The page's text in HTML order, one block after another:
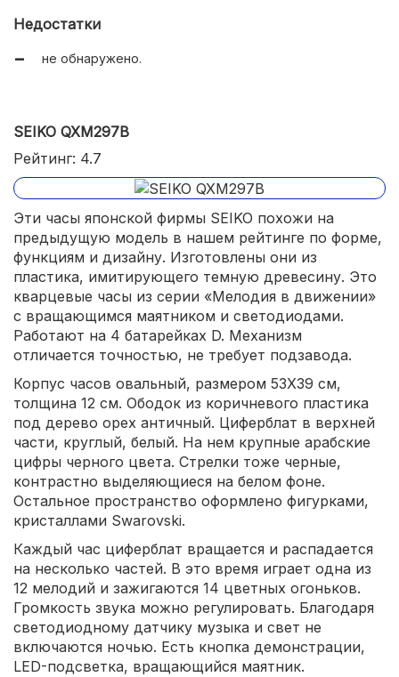
крупные цифры;
автоматическое отключение звука в ночное время;
Недостатки
не обнаружено.
SEIKO QXM297B
Рейтинг: 4.7
Эти часы японской фирмы SEIKO похожи на
предыдущую модель в нашем рейтинге по форме,
функциям и дизайну. Изготовлены они из
пластика, имитирующего темную древесину. Это
кварцевые часы из серии «Мелодия в движении»
с вращающимся маятником и светодиодами.
Работают на 4 батарейках D. Механизм
отличается точностью, не требует подзавода.
Корпус часов овальный, размером 53X39 см,
толщина 12 см. Ободок из коричневого пластика
под дерево орех античный. Циферблат в верхней
части, круглый, белый. На нем крупные арабские
цифры черного цвета. Стрелки тоже черные,
контрастно выделяющиеся на белом фоне.
Остальное пространство оформлено фигурками,
кристаллами Swarovski.
Каждый час циферблат вращается и распадается
на несколько частей. В это время играет одна из
12 мелодий и зажигаются 14 цветных огоньков.
Громкость звука можно регулировать. Благодаря
светодиодному датчику музыка и свет не
включаются ночью. Есть кнопка демонстрации,
LED-подсветка, вращающийся маятник.